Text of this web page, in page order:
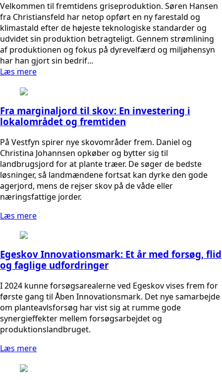
Velkommen til fremtidens griseproduktion. Søren Hansen
fra Christiansfeld har netop opført en ny farestald og
klimastald efter de højeste teknologiske standarder og
udvidet sin produktion betragteligt. Gennem strømlining
af produktionen og fokus på dyrevelfærd og miljøhensyn
har han gjort sin bedrif...
Læs mere
Fra marginaljord til skov: En investering i
lokalområdet og fremtiden
På Vestfyn spirer nye skovområder frem. Daniel og
Christina Johannsen opkøber og bytter sig til
landbrugsjord for at plante træer. De søger de bedste
løsninger, så landmændene fortsat kan dyrke den gode
agerjord, mens de rejser skov på de våde eller
næringsfattige jorder.
Læs mere
Egeskov Innovationsmark: Et år med forsøg, flid
og faglige udfordringer
I 2024 kunne forsøgsarealerne ved Egeskov vises frem for
første gang til Åben Innovationsmark. Det nye samarbejde
om planteavlsforsøg har vist sig at rumme gode
synergieffekter mellem forsøgsarbejdet og
produktionslandbruget.
Læs mere